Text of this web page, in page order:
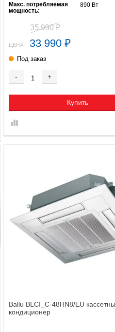
Макс. потребляемая
мощность:
890 Вт
35 990 ₽
ЦЕНА: 33 990 ₽
Под заказ
- +
Купить
Ballu BLCI_C-48HN8/EU
кондиционер